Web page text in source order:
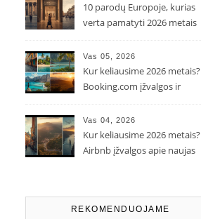
10 parodų Europoje, kurias
verta pamatyti 2026 metais
Vas 05, 2026
Kur keliausime 2026 metais?
Booking.com įžvalgos ir
Vas 04, 2026
Kur keliausime 2026 metais?
Airbnb įžvalgos apie naujas
REKOMENDUOJAME